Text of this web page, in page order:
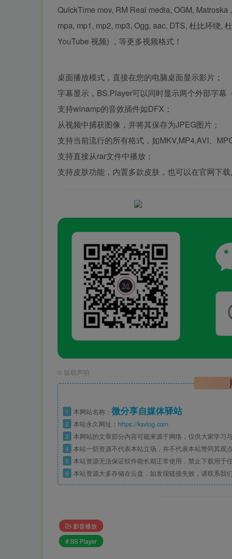
QuickTime mov, RM Real media, OGM, Matroska
mpa, mp1, mp2, mp3, Ogg, aac, DTS, 杜比环绕,
YouTube 视频) ，等更多视频格式！
桌面播放模式，直接在您的电脑桌面显示影片；
字幕显示，BS.Player可以同时显示两个外部字幕
支持winamp的音效插件如DFX；
从视频中捕获图像，并将其保存为JPEG图片；
支持当前流行的所有格式，如MKV,MP4,AVI、
支持直接从rar文件中播放；
支持皮肤功能，内置多款皮肤，也可以在官网下载
© 版权声明
1 本网站名称： 微分享自媒体驿站
2 本站永久网址： https://ksvlog.com
3 本网站的文章部分内容可能来源于网络，仅供大家学习
4 本站一切资源不代表本站立场，并不代表本站赞同其观
5 本站资源无法保证软件能长期正常使用，禁止下载用于
6 本站资源大多存储在云盘，如发现链接失效，请联系我
影音播放
# BS Player